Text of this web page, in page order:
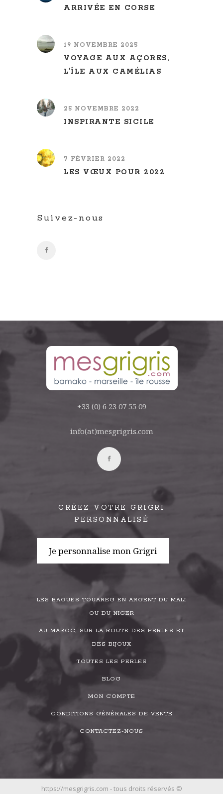
ARRIVÉE EN CORSE
19 NOVEMBRE 2025
VOYAGE AUX AÇORES,
L’ÎLE AUX CAMÉLIAS
25 NOVEMBRE 2022
INSPIRANTE SICILE
7 FÉVRIER 2022
LES VŒUX POUR 2022
Suivez-nous
+33 (0) 6 23 07 55 09
info(at)mesgrigris.com
CRÉEZ VOTRE GRIGRI
PERSONNALISÉ
Je personnalise mon Grigri
LES BAGUES TOUAREG EN ARGENT DU MALI
OU DU NIGER
AU MAROC, SUR LA ROUTE DES PERLES ET
DES BIJOUX
TOUTES LES PERLES
BLOG
MON COMPTE
CONDITIONS GÉNÉRALES DE VENTE
CONTACTEZ-NOUS
https://mesgrigris.com - tous droits réservés ©